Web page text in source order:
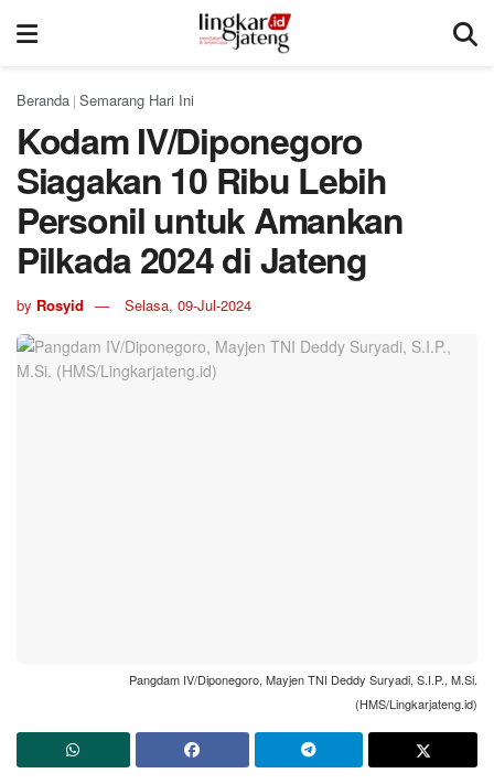
Beranda | Semarang Hari Ini
Kodam IV/Diponegoro
Siagakan 10 Ribu Lebih
Personil untuk Amankan
Pilkada 2024 di Jateng
by Rosyid Selasa, 09-Jul-2024
Pangdam IV/Diponegoro, Mayjen TNI Deddy Suryadi, S.I.P., M.Si.
(HMS/Lingkarjateng.id)